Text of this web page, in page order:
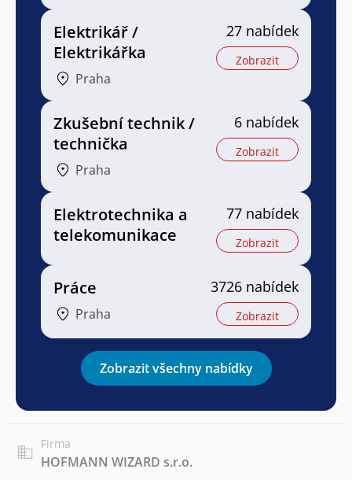
Elektrikář /
Elektrikářka
Praha
27 nabídek
Zobrazit
Zkušební technik /
technička
Praha
6 nabídek
Zobrazit
Elektrotechnika a
telekomunikace
77 nabídek
Zobrazit
Práce
Praha
3726 nabídek
Zobrazit
Zobrazit všechny nabídky
Firma
HOFMANN WIZARD s.r.o.